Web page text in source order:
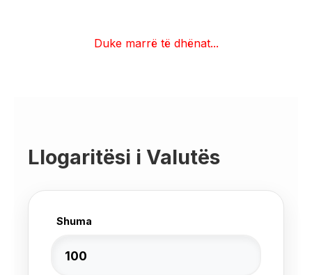
Duke marrë të dhënat...
Llogaritësi i Valutës
Shuma